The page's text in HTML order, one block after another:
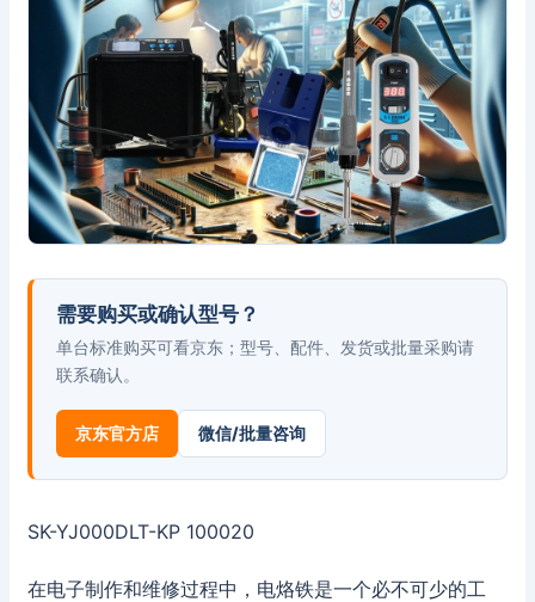
需要购买或确认型号？
单台标准购买可看京东；型号、配件、发货或批量采购请
联系确认。
京东官方店 微信/批量咨询
SK-YJ000DLT-KP 100020
在电子制作和维修过程中，电烙铁是一个必不可少的工